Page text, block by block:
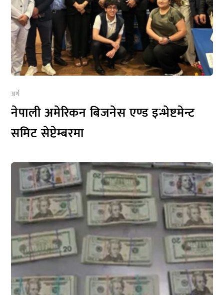
अर्थ
नेपाली अमेरिकन बिजनेस एण्ड इन्भेष्टमेन्ट
समिट सेप्टेम्बरमा